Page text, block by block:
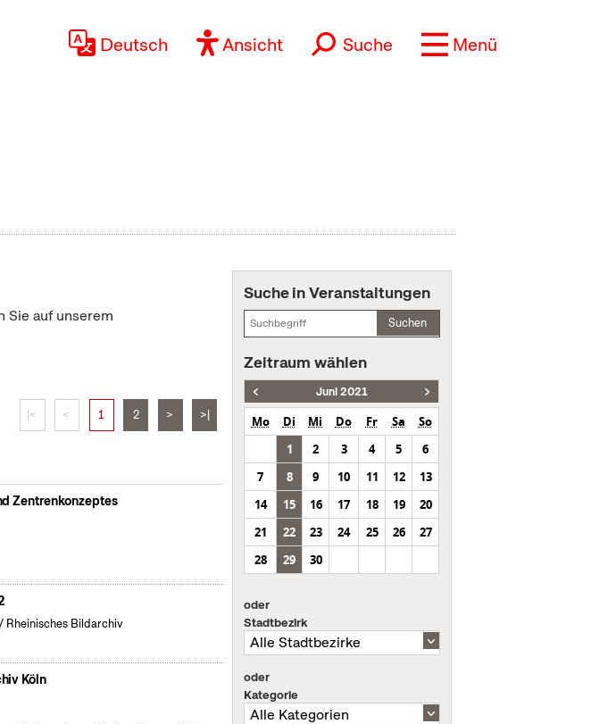
Deutsch Ansicht Suche Menü
Sie auf unserem
|< < 1 2 > >|
Zentrenkonzeptes
Rheinisches Bildarchiv
Köln
Suche in Veranstaltungen
Suchen
Zeitraum wählen
Juni 2021
Mo Di Mi Do Fr Sa
So
1
2 3 4 5
6
7
8 9 10 11 12
13
14
15 16 17 18 19
20
21
22 23 24 25 26
27
28
29 30
oder
Stadtbezirk
oder
Kategorie